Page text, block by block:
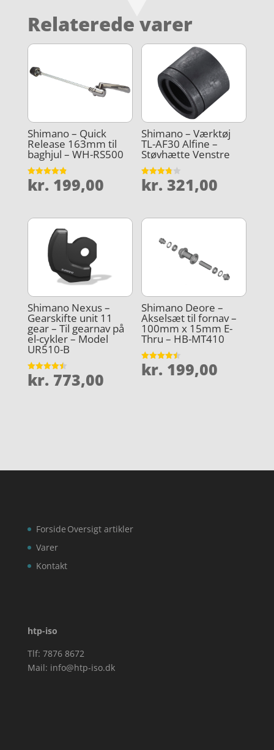
Relaterede varer
Shimano – Quick
Release 163mm til
baghjul – WH-RS500
Vurderet
4.9
kr. 199,00
Shimano – Værktøj
TL-AF30 Alfine –
Støvhætte Venstre
Vurderet
3.8
kr. 321,00
Shimano Nexus –
Gearskifte unit 11
gear – Til gearnav på
el-cykler – Model
UR510-B
Vurderet
4.5
kr. 773,00
Shimano Deore –
Akselsæt til fornav –
100mm x 15mm E-
Thru – HB-MT410
Vurderet
4.5
kr. 199,00
Forside
Varer
Kontakt
Oversigt artikler
htp-iso
Tlf: 7876 8672
Mail: info@htp-iso.dk